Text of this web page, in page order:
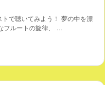
トで聴いてみよう！ 夢の中を漂
フルートの旋律、 ...